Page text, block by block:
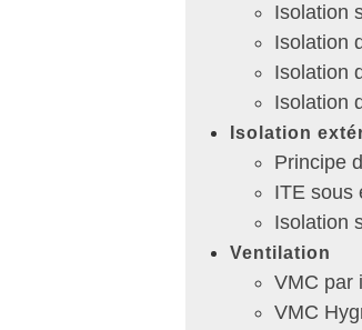
Isolation
Isolation
Isolation
Isolation
Isolation
Principe
ITE sous
Isolation
Ventilation
VMC par
VMC